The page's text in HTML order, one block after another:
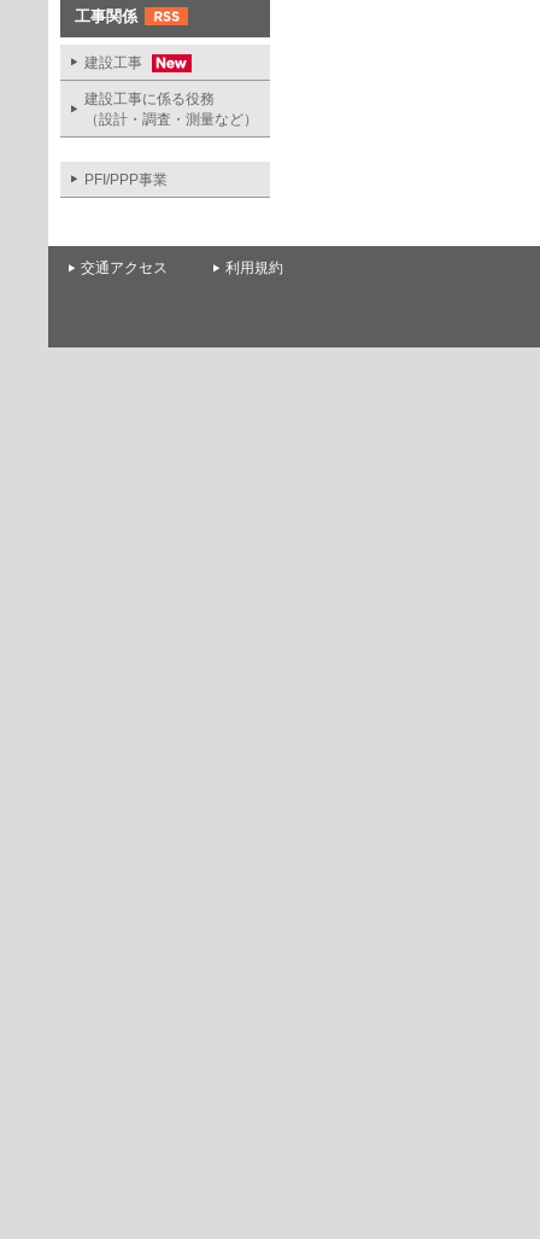
工事関係
建設工事
建設工事に係る役務
（設計・調査・測量など）
PFI/PPP事業
交通アクセス 利用規約